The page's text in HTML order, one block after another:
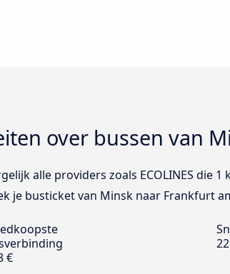
over bussen van
alle providers zoals ECOLINES die
je busticket van Minsk naar Frankfurt
€